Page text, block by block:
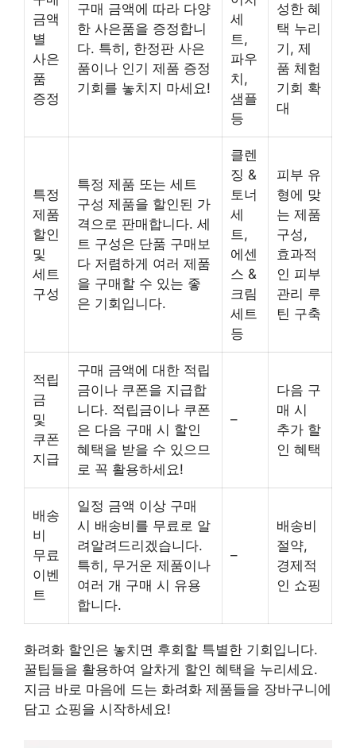
금액
별
사은
품
증정
구매 금액에 따라 다양
한 사은품을 증정합니
다. 특히, 한정판 사은
품이나 인기 제품 증정
기회를 놓치지 마세요!
세
트,
파우
치,
샘플
등
성한 혜
택 누리
기, 제
품 체험
기회 확
대
특정
제품
할인
및
세트
구성
특정 제품 또는 세트
구성 제품을 할인된 가
격으로 판매합니다. 세
트 구성은 단품 구매보
다 저렴하게 여러 제품
을 구매할 수 있는 좋
은 기회입니다.
클렌
징 &
토너
세
트,
에센
스 &
크림
세트
등
피부 유
형에 맞
는 제품
구성,
효과적
인 피부
관리 루
틴 구축
적립
금
및
쿠폰
지급
구매 금액에 대한 적립
금이나 쿠폰을 지급합
니다. 적립금이나 쿠폰
은 다음 구매 시 할인
혜택을 받을 수 있으므
로 꼭 활용하세요!
–
다음 구
매 시
추가 할
인 혜택
배송
비
무료
이벤
트
일정 금액 이상 구매
시 배송비를 무료로 알
려알려드리겠습니다.
특히, 무거운 제품이나
여러 개 구매 시 유용
합니다.
–
배송비
절약,
경제적
인 쇼핑
화려화 할인은 놓치면 후회할 특별한 기회입니다.
꿀팁들을 활용하여 알차게 할인 혜택을 누리세요.
지금 바로 마음에 드는 화려화 제품들을 장바구니에
담고 쇼핑을 시작하세요!